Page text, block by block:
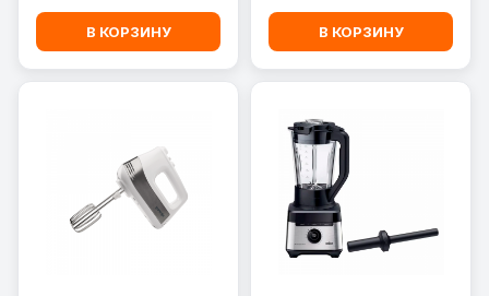
В КОРЗИНУ В КОРЗИНУ